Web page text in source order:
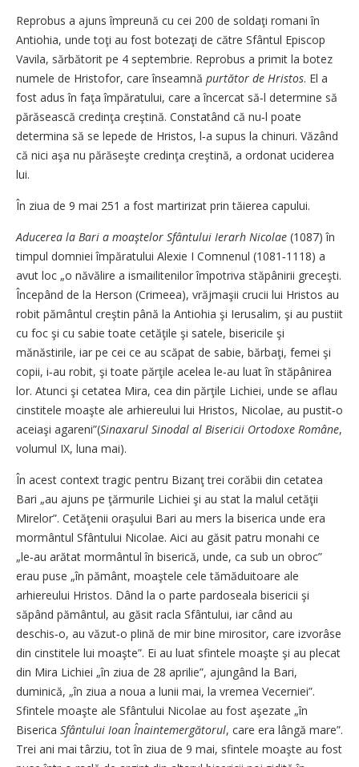
Reprobus a ajuns împreună cu cei 200 de soldaţi romani în
Antiohia, unde toţi au fost botezaţi de către Sfântul Episcop
Vavila, sărbătorit pe 4 septembrie. Reprobus a primit la botez
numele de Hristofor, care înseamnă purtător de Hristos. El a
fost adus în faţa împăratului, care a încercat să‑l determine să
părăsească credinţa creştină. Constatând că nu‑l poate
determina să se lepede de Hristos, l‑a supus la chinuri. Văzând
că nici aşa nu părăseşte credinţa creştină, a ordonat uciderea
lui.
În ziua de 9 mai 251 a fost martirizat prin tăierea capului.
Aducerea la Bari a moaştelor Sfântului Ierarh Nicolae (1087) în
timpul domniei împăratului Alexie I Comnenul (1081‑1118) a
avut loc „o năvălire a ismailitenilor împotriva stăpânirii greceşti.
Începând de la Herson (Crimeea), vrăjmaşii crucii lui Hristos au
robit pământul creştin până la Antiohia şi Ierusalim, şi au pustiit
cu foc şi cu sabie toate cetăţile şi satele, bisericile şi
mănăstirile, iar pe cei ce au scăpat de sabie, bărbaţi, femei şi
copii, i‑au robit, şi toate părţile acelea le‑au luat în stăpânirea
lor. Atunci şi cetatea Mira, cea din părţile Lichiei, unde se aflau
cinstitele moaşte ale arhiereului lui Hristos, Nicolae, au pustit‑o
aceiaşi agareni”(Sinaxarul Sinodal al Bisericii Ortodoxe Române,
volumul IX, luna mai).
În acest context tragic pentru Bizanţ trei corăbii din cetatea
Bari „au ajuns pe ţărmurile Lichiei şi au stat la malul cetăţii
Mirelor”. Cetăţenii oraşului Bari au mers la biserica unde era
mormântul Sfântului Nicolae. Aici au găsit patru monahi ce
„le‑au arătat mormântul în biserică, unde, ca sub un obroc”
erau puse „în pământ, moaştele cele tămăduitoare ale
arhiereului Hristos. Dând la o parte pardoseala bisericii şi
săpând pământul, au găsit racla Sfântului, iar când au
deschis‑o, au văzut‑o plină de mir bine mirositor, care izvorâse
din cinstitele lui moaşte”. Ei au luat sfintele moaşte şi au plecat
din Mira Lichiei „în ziua de 28 aprilie”, ajungând la Bari,
duminică, „în ziua a noua a lunii mai, la vremea Vecerniei”.
Sfintele moaşte ale Sfântului Nicolae au fost aşezate „în
Biserica Sfântului Ioan Înaintemergătorul, care era lângă mare”.
Trei ani mai târziu, tot în ziua de 9 mai, sfintele moaşte au fost